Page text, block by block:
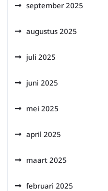
september 2025
augustus 2025
juli 2025
juni 2025
mei 2025
april 2025
maart 2025
februari 2025